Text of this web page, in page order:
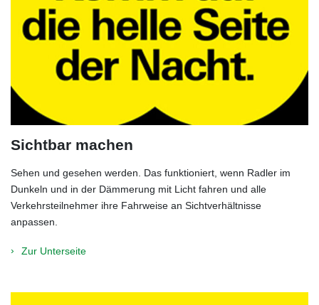
Sichtbar machen
Sehen und gesehen werden. Das funktioniert, wenn Radler im
Dunkeln und in der Dämmerung mit Licht fahren und alle
Verkehrsteilnehmer ihre Fahrweise an Sichtverhältnisse
anpassen.
Zur Unterseite